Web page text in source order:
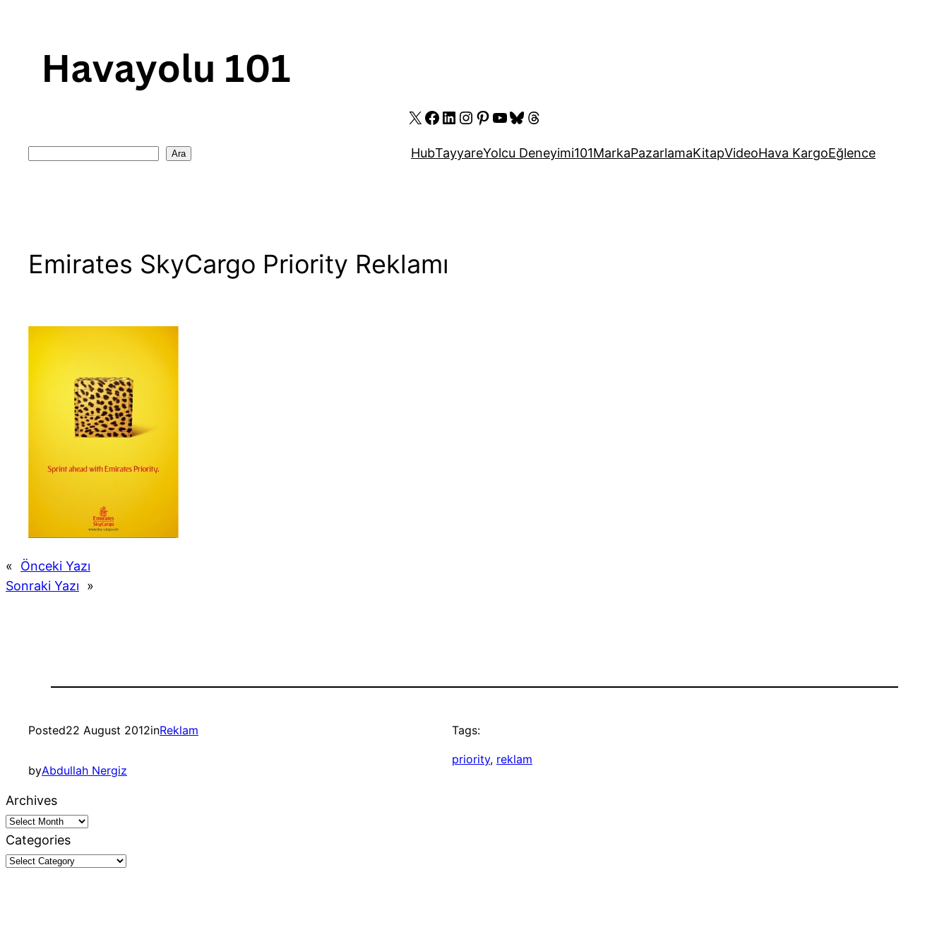
content
X Facebook
LinkedIn
Instagram
Pinterest
YouTube
Bluesky
Threads
Ara HubTayyareYolcu Deneyimi101MarkaPazarlamaKitapVideoHava KargoEğlence
Emirates SkyCargo Priority Reklamı
«
Önceki Yazı
Sonraki Yazı
»
Posted22 August 2012inReklam
byAbdullah Nergiz
Tags:
priority, reklam
Archives
Categories